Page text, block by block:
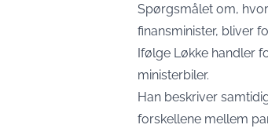
Spørgsmålet om,
finansminister, bliver
Ifølge Løkke handler
ministerbiler.
Han beskriver
forskellene mellem